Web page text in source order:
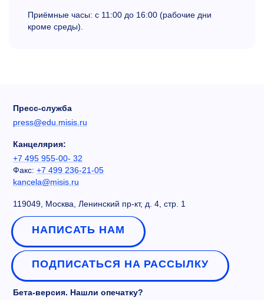
Приёмные часы: с 11:00 до 16:00 (рабочие дни
кроме среды).
Пресс-служба
press@edu.misis.ru
Канцелярия:
+7 495 955-00- 32
Факс: +7 499 236-21-05
kancela@misis.ru
119049, Москва, Ленинский пр-кт, д. 4, стр. 1
НАПИСАТЬ НАМ
ПОДПИСАТЬСЯ НА РАССЫЛКУ
Бета-версия. Нашли опечатку?